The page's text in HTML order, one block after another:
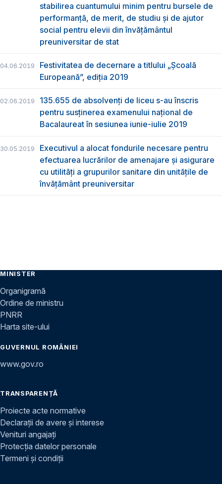
stabilirea cuantumului minim pentru bursele de
performanță, de merit, de studiu și de ajutor
social pentru elevii din învățământul
preuniversitar de stat
04.06.2019
Festivitatea de decernare a titlului „Şcoală
Europeană”, ediția 2019
02.06.2019
135.655 de absolvenţi de liceu s-au înscris
pentru susţinerea examenului naţional de
Bacalaureat în sesiunea iunie-iulie 2019
30.05.2019
Executivul a alocat fondurile necesare pentru
efectuarea lucrărilor de amenajare și asigurare
cu utilități a grupurilor sanitare din unitățile de
învățământ preuniversitar
MINISTER
Organigramă
Ordine de ministru
PNRR
Harta site-ului
GUVERNUL ROMÂNIEI
www.gov.ro
TRANSPARENȚĂ
Proiecte acte normative
Declarații de avere și interese
Venituri angajați
Protecția datelor personale
Termeni și condiții